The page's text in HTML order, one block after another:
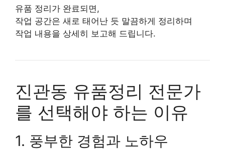
유품 정리가 완료되면,
작업 공간은 새로 태어난 듯 말끔하게 정리하며
작업 내용을 상세히 보고해 드립니다.
진관동 유품정리 전문가
를 선택해야 하는 이유
1. 풍부한 경험과 노하우